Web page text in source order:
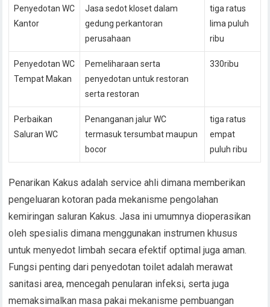
Penyedotan WC
Kantor
Jasa sedot kloset dalam
gedung perkantoran
perusahaan
tiga ratus
lima puluh
ribu
Penyedotan WC
Tempat Makan
Pemeliharaan serta
penyedotan untuk restoran
serta restoran
330ribu
Perbaikan
Saluran WC
Penanganan jalur WC
termasuk tersumbat maupun
bocor
tiga ratus
empat
puluh ribu
Penarikan Kakus adalah service ahli dimana memberikan
pengeluaran kotoran pada mekanisme pengolahan
kemiringan saluran Kakus. Jasa ini umumnya dioperasikan
oleh spesialis dimana menggunakan instrumen khusus
untuk menyedot limbah secara efektif optimal juga aman.
Fungsi penting dari penyedotan toilet adalah merawat
sanitasi area, mencegah penularan infeksi, serta juga
memaksimalkan masa pakai mekanisme pembuangan